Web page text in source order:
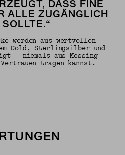
DASS FINE
ALLE ZUGÄNGLICH
SOLLTE.“
werden aus wertvollen
Gold, Sterlingsilber und
– niemals aus Messing –
tragen kannst.